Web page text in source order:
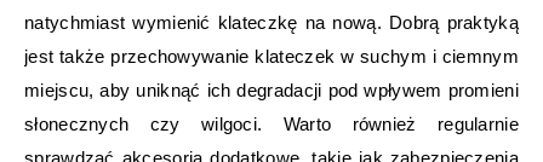
natychmiast wymienić klateczkę na nową. Dobrą praktyką
jest także przechowywanie klateczek w suchym i ciemnym
miejscu, aby uniknąć ich degradacji pod wpływem promieni
słonecznych czy wilgoci. Warto również regularnie
sprawdzać akcesoria dodatkowe, takie jak zabezpieczenia